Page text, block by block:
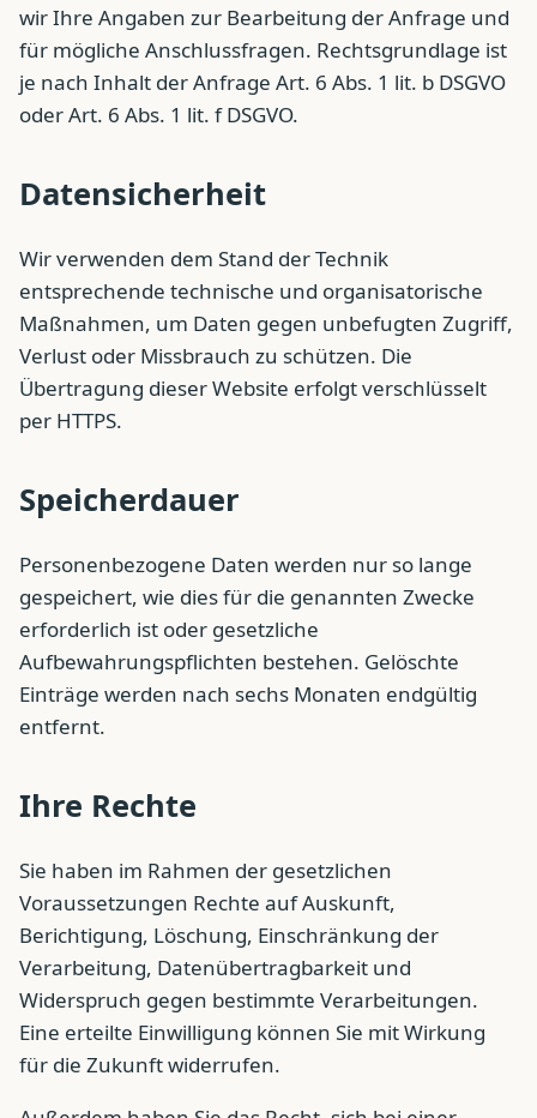
wir Ihre Angaben zur Bearbeitung der Anfrage und
für mögliche Anschlussfragen. Rechtsgrundlage ist
je nach Inhalt der Anfrage Art. 6 Abs. 1 lit. b DSGVO
oder Art. 6 Abs. 1 lit. f DSGVO.
Datensicherheit
Wir verwenden dem Stand der Technik
entsprechende technische und organisatorische
Maßnahmen, um Daten gegen unbefugten Zugriff,
Verlust oder Missbrauch zu schützen. Die
Übertragung dieser Website erfolgt verschlüsselt
per HTTPS.
Speicherdauer
Personenbezogene Daten werden nur so lange
gespeichert, wie dies für die genannten Zwecke
erforderlich ist oder gesetzliche
Aufbewahrungspflichten bestehen. Gelöschte
Einträge werden nach sechs Monaten endgültig
entfernt.
Ihre Rechte
Sie haben im Rahmen der gesetzlichen
Voraussetzungen Rechte auf Auskunft,
Berichtigung, Löschung, Einschränkung der
Verarbeitung, Datenübertragbarkeit und
Widerspruch gegen bestimmte Verarbeitungen.
Eine erteilte Einwilligung können Sie mit Wirkung
für die Zukunft widerrufen.